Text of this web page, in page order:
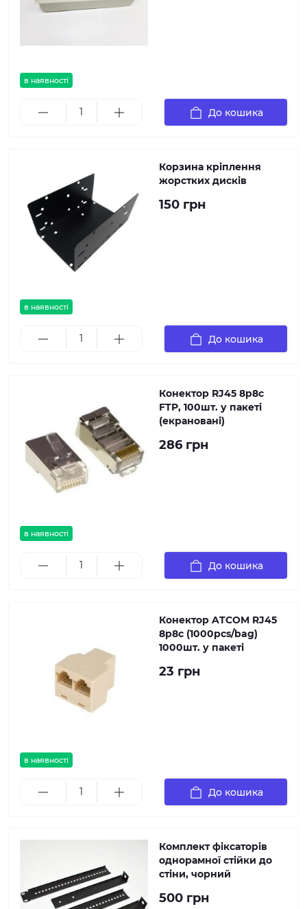
в наявності
До кошика
в наявності
Корзина кріплення
жорстких дисків
150 грн
До кошика
в наявності
Конектор RJ45 8p8c
FTP, 100шт. у пакеті
(екрановані)
286 грн
До кошика
в наявності
Конектор ATCOM RJ45
8p8c (1000pcs/bag)
1000шт. у пакеті
23 грн
До кошика
Комплект фіксаторів
однорамної стійки до
стіни, чорний
500 грн